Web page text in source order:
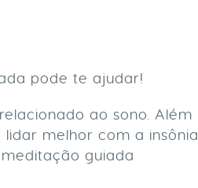
pode te ajudar!
ao sono. Além
melhor com a insônia
guiada